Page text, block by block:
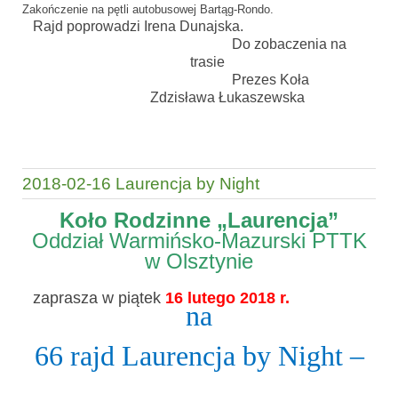
Zakończenie na pętli autobusowej Bartąg-Rondo.
Rajd poprowadzi Irena Dunajska.
Do zobaczenia na
trasie
Prezes Koła
Zdzisława Łukaszewska
2018-02-16 Laurencja by Night
Koło Rodzinne „Laurencja”
Oddział Warmińsko-Mazurski PTTK
w Olsztynie
zaprasza w piątek 16 lutego 2018 r.
na
66 rajd Laurencja by Night –